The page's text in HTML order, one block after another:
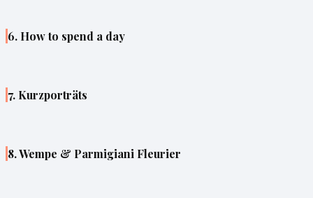
6. How to spend a day
7. Kurzporträts
8. Wempe & Parmigiani Fleurier